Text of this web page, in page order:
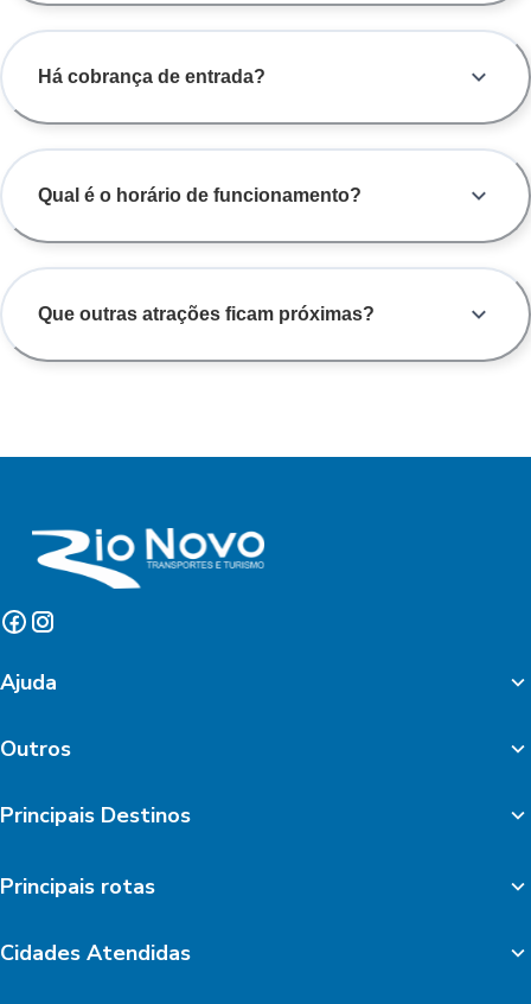
Há cobrança de entrada?
Qual é o horário de funcionamento?
Que outras atrações ficam próximas?
Ajuda
Outros
Principais Destinos
Principais rotas
Cidades Atendidas